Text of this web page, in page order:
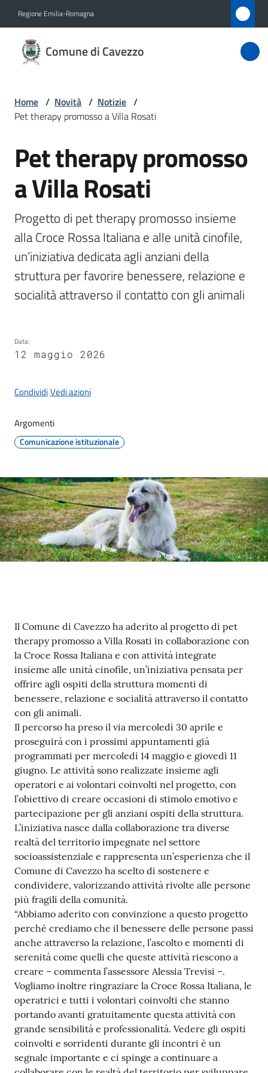
Regione Emilia-Romagna
Comune di Cavezzo
di
Novità
Servizi
Vivere
Cavezzo
telematico
SUE
gli
argomenti...
Seguici
Home / Novità / Notizie /
Pet therapy promosso a Villa Rosati
Salta al contenuto
Pet therapy promosso
a Villa Rosati
Progetto di pet therapy promosso insieme
alla Croce Rossa Italiana e alle unità cinofile,
un’iniziativa dedicata agli anziani della
struttura per favorire benessere, relazione e
socialità attraverso il contatto con gli animali
Data:
12 maggio 2026
CondividiVedi azioni
Argomenti
Comunicazione istituzionale
Contenuto
Il Comune di Cavezzo ha aderito al progetto di pet
therapy promosso a Villa Rosati in collaborazione con
la Croce Rossa Italiana e con attività integrate
insieme alle unità cinofile, un’iniziativa pensata per
offrire agli ospiti della struttura momenti di
benessere, relazione e socialità attraverso il contatto
con gli animali.
Il percorso ha preso il via mercoledì 30 aprile e
proseguirà con i prossimi appuntamenti già
programmati per mercoledì 14 maggio e giovedì 11
giugno. Le attività sono realizzate insieme agli
operatori e ai volontari coinvolti nel progetto, con
l’obiettivo di creare occasioni di stimolo emotivo e
partecipazione per gli anziani ospiti della struttura.
L’iniziativa nasce dalla collaborazione tra diverse
realtà del territorio impegnate nel settore
socioassistenziale e rappresenta un’esperienza che il
Comune di Cavezzo ha scelto di sostenere e
condividere, valorizzando attività rivolte alle persone
più fragili della comunità.
“Abbiamo aderito con convinzione a questo progetto
perché crediamo che il benessere delle persone passi
anche attraverso la relazione, l’ascolto e momenti di
serenità come quelli che queste attività riescono a
creare – commenta l’assessore Alessia Trevisi –.
Vogliamo inoltre ringraziare la Croce Rossa Italiana, le
operatrici e tutti i volontari coinvolti che stanno
portando avanti gratuitamente questa attività con
grande sensibilità e professionalità. Vedere gli ospiti
coinvolti e sorridenti durante gli incontri è un
segnale importante e ci spinge a continuare a